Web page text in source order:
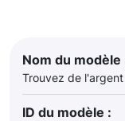
Nom du modèle
Trouvez de
ID du modèle :